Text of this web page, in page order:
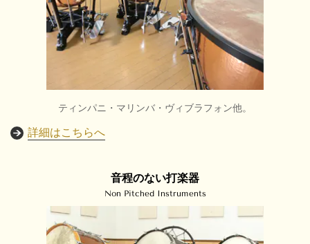
ティンパニ・マリンバ・ヴィブラフォン他。
詳細はこちらへ
音程のない打楽器
Non Pitched Instruments